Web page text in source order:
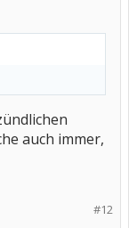
auch immer,
#12